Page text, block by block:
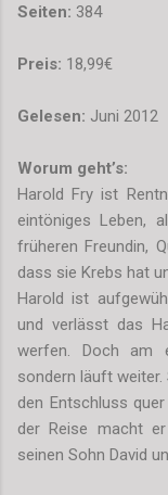
Seiten: 384
Preis: 18,99€
Gelesen: Juni 2012
Worum geht’s:
Harold Fry ist
eintöniges Leben,
früheren Freundin,
dass sie Krebs hat
Harold ist
und verlässt das
werfen. Doch am
sondern läuft
den Entschluss
der Reise macht er
seinen Sohn David